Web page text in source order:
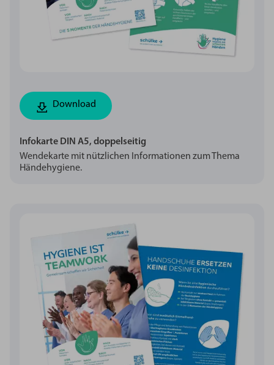
Download
Infokarte DIN A5, doppelseitig
Wendekarte mit nützlichen Informationen zum Thema
Händehygiene.